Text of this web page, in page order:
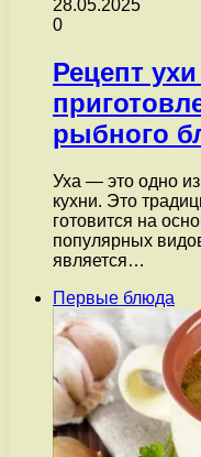
28.05.2025
0
Рецепт ухи
рыбного
Уха — это одно
кухни. Это
готовится на
популярных
является…
Первые блюда